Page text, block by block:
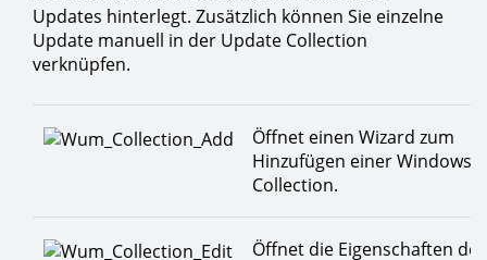
Updates hinterlegt. Zusätzlich können Sie einzelne
Update manuell in der Update Collection
verknüpfen.
Öffnet einen Wizard zum
Hinzufügen einer Windows
Collection.
Öffnet die Eigenschaften der